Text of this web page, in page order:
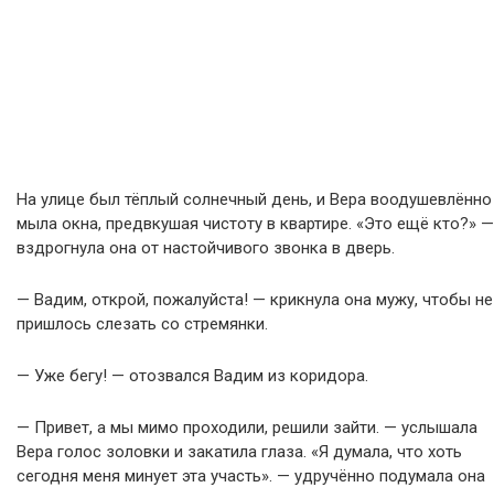
На улице был тёплый солнечный день, и Вера воодушевлённо
мыла окна, предвкушая чистоту в квартире. «Это ещё кто?» —
вздрогнула она от настойчивого звонка в дверь.
— Вадим, открой, пожалуйста! — крикнула она мужу, чтобы не
пришлось слезать со стремянки.
— Уже бегу! — отозвался Вадим из коридора.
— Привет, а мы мимо проходили, решили зайти. — услышала
Вера голос золовки и закатила глаза. «Я думала, что хоть
сегодня меня минует эта участь». — удручённо подумала она